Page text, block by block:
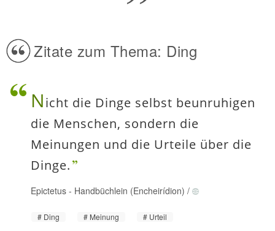
Zitate zum Thema: Ding
Nicht die Dinge selbst beunruhigen
die Menschen, sondern die
Meinungen und die Urteile über die
Dinge.
Epictetus - Handbüchlein (Encheirídion) /
Ding Meinung Urteil